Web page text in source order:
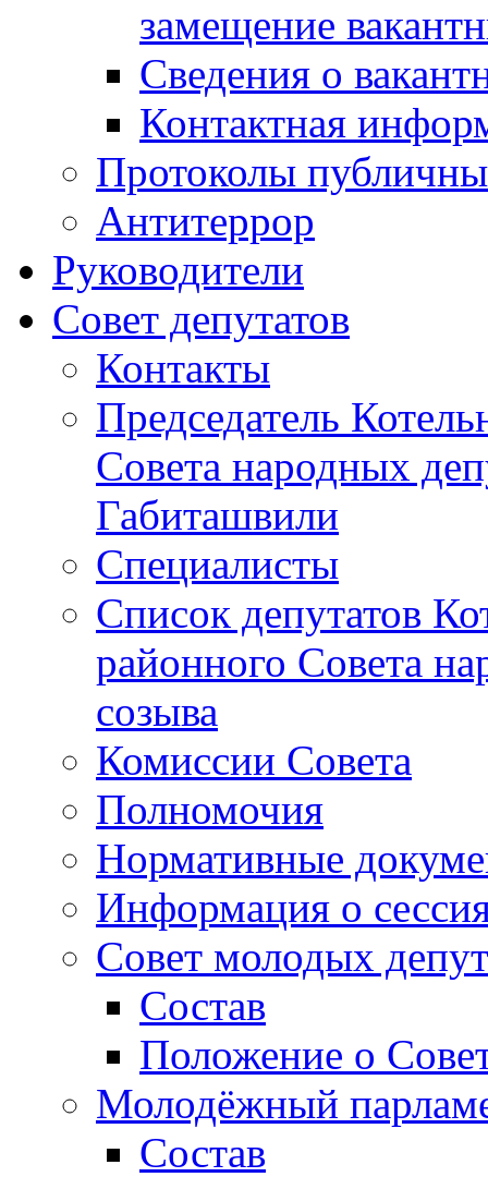
замещение
Сведения о
Контактная
Протоколы
Антитеррор
Руководители
Совет депутатов
Контакты
Председатель
Совета народных
Габиташвили
Специалисты
Список депутатов
районного Совета
созыва
Комиссии Совета
Полномочия
Нормативные
Информация о
Совет молодых
Состав
Положение о
Молодёжный
Состав